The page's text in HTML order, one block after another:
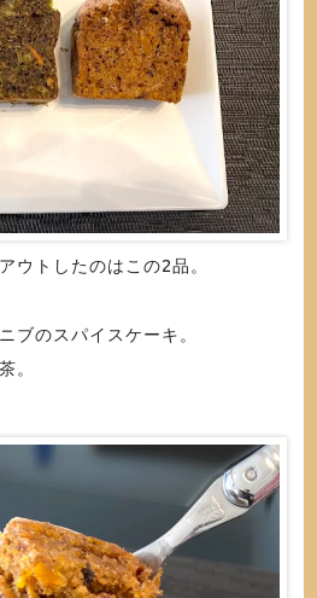
ウトしたのはこの2品。
ブのスパイスケーキ。
。